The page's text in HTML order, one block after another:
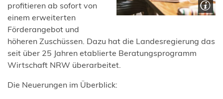
profitieren ab sofort von
einem erweiterten
Förderangebot und
höheren Zuschüssen. Dazu hat die Landesregierung das
seit über 25 Jahren etablierte Beratungsprogramm
Wirtschaft NRW überarbeitet.
Die Neuerungen im Überblick: